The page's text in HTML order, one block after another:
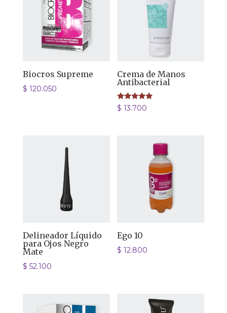
Biocros Supreme
$ 120.050
Crema de Manos
Antibacterial
Valorado
con
$ 13.700
Delineador Líquido
para Ojos Negro
Mate
$ 52.100
Ego 10
$ 12.800